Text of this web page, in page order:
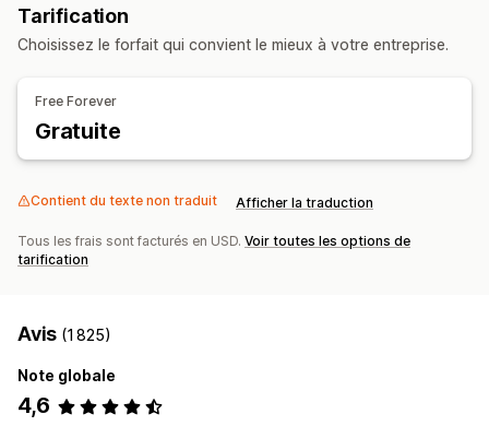
Liens brisés Analyse de cohorte
Connaissances issues de l’IA
Analyse des données de paiement
Retour sur investissement publicitaire (ROAS)
Panier abandonné Suivi de pixel
Supports visuels et rapports
Tableaux de bord personnalisés
Notifications
Tarification
Choisissez le forfait qui convient le mieux à votre entreprise.
Free Forever
Gratuite
Contient du texte non traduit Afficher la traduction
Tous les frais sont facturés en USD. Voir toutes les options de
tarification
Avis (1 825)
Note globale
4,6